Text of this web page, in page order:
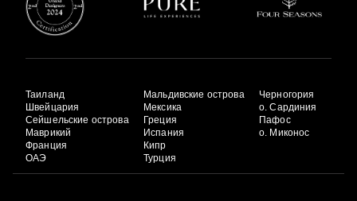
Таиланд
Швейцария
Сейшельские острова
Маврикий
Франция
ОАЭ
Мальдивские острова
Мексика
Греция
Испания
Кипр
Турция
Черногория
о. Сардиния
Пафос
о. Миконос